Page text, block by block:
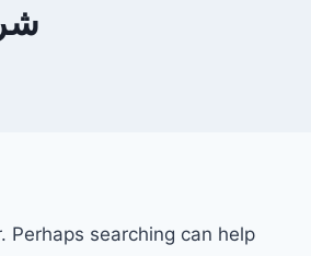
Perhaps searching can help.